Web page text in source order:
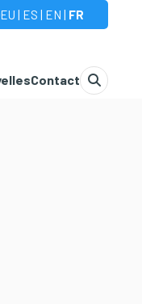
EU | ES | EN | FR
Contact